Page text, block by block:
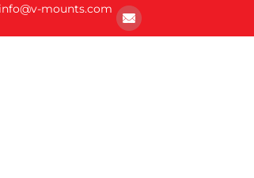
info@v-mounts.com